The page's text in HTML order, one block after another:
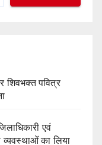
पवित्र
एवं
व्यवस्थाओं का लिया